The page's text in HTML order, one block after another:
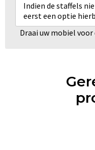
Indien de staffels
eerst een optie
Draai uw mobiel